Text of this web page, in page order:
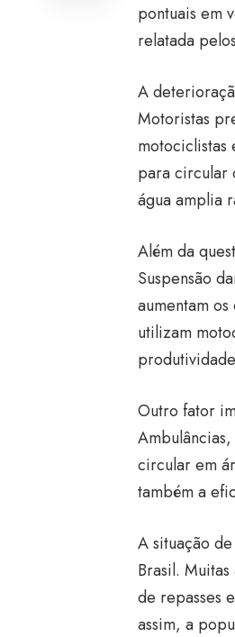
pontuais em
relatada
A
Motoristas
motociclistas
para circular
água amplia
Além da
Suspensão
aumentam
utilizam
Outro fator
circular em
também a
A situação
Brasil.
de repasses
assim, a